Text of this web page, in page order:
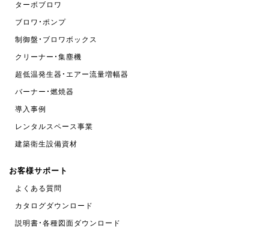
ターボブロワ
ブロワ・ポンプ
制御盤・ブロワボックス
クリーナー・集塵機
超低温発生器・エアー流量増幅器
バーナー・燃焼器
導入事例
レンタルスペース事業
建築衛生設備資材
お客様サポート
よくある質問
カタログダウンロード
説明書・各種図面ダウンロード